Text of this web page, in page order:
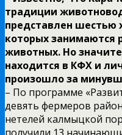
традиции
представлен шестью
которых занимаются
животных. Но
находится в КФХ и
произошло за
– По программе
девять фермеров
нетелей калмыцкой